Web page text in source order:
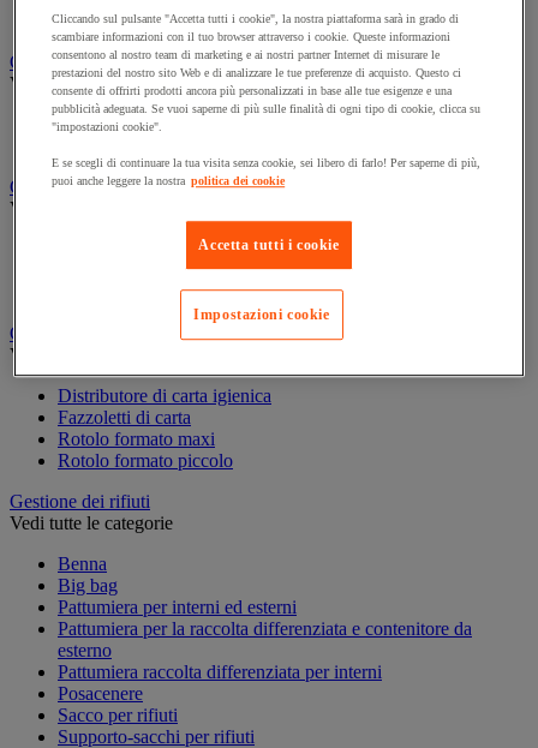
Spugna, panno e spazzola
Carrello e armadio per biancheria
Vedi tutte le categorie
Carrello per biancheria
Carrello e secchio per pulizie
Vedi tutte le categorie
Accessori per carrello per pulizie
Carrello per pulizie
Secchio per pulizie
Carta igienica e fazzoletti
Vedi tutte le categorie
Distributore di carta igienica
Fazzoletti di carta
Rotolo formato maxi
Rotolo formato piccolo
Gestione dei rifiuti
Vedi tutte le categorie
Benna
Big bag
Pattumiera per interni ed esterni
Pattumiera per la raccolta differenziata e contenitore da
esterno
Pattumiera raccolta differenziata per interni
Posacenere
Sacco per rifiuti
Supporto-sacchi per rifiuti
Cliccando sul pulsante "Accetta tutti i cookie", la nostra piattaforma sarà in grado di
scambiare informazioni con il tuo browser attraverso i cookie. Queste informazioni
consentono al nostro team di marketing e ai nostri partner Internet di misurare le
prestazioni del nostro sito Web e di analizzare le tue preferenze di acquisto. Questo ci
consente di offrirti prodotti ancora più personalizzati in base alle tue esigenze e una
pubblicità adeguata. Se vuoi saperne di più sulle finalità di ogni tipo di cookie, clicca su
"impostazioni cookie".
E se scegli di continuare la tua visita senza cookie, sei libero di farlo! Per saperne di più,
puoi anche leggere la nostra politica dei cookie
Accetta tutti i cookie
Impostazioni cookie